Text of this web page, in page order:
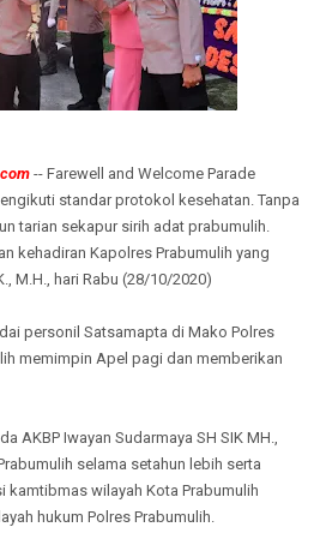
-- Farewell and Welcome Parade
standar protokol kesehatan. Tanpa
tarian sekapur sirih adat prabumulih.
kehadiran Kapolres Prabumulih yang
M.H., hari Rabu (28/10/2020)
personil Satsamapta di Mako Polres
memimpin Apel pagi dan memberikan
AKBP Iwayan Sudarmaya SH SIK MH.,
selama setahun lebih serta
kamtibmas wilayah Kota Prabumulih
hukum Polres Prabumulih.